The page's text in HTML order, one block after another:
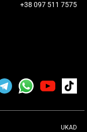
+38 097 511 7575
UKAD